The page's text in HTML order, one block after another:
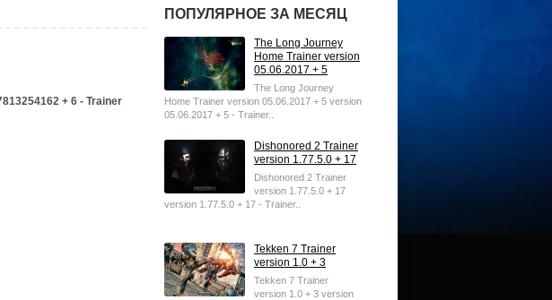
+ 6 - Trainer
ПОПУЛЯРНОЕ ЗА МЕСЯЦ
The Long Journey
Home Trainer version
05.06.2017 + 5
The Long Journey
Home Trainer version 05.06.2017 + 5 version
05.06.2017 + 5 - Trainer..
Dishonored 2 Trainer
version 1.77.5.0 + 17
Dishonored 2 Trainer
version 1.77.5.0 + 17
version 1.77.5.0 + 17 - Trainer..
Tekken 7 Trainer
version 1.0 + 3
Tekken 7 Trainer
version 1.0 + 3 version